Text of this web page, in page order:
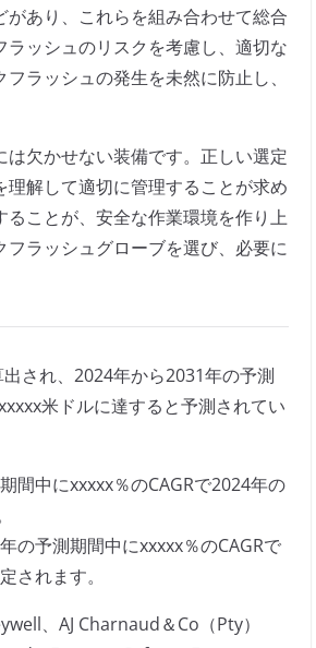
あり、これらを組み合わせて総合
ッシュのリスクを考慮し、適切な
ラッシュの発生を未然に防止し、
欠かせない装備です。正しい選定
解して適切に管理することが求め
ことが、安全な作業環境を作り上
ラッシュグローブを選び、必要に
され、2024年から2031年の予測
米ドルに達すると予測されてい
間中にxxxxx％のCAGRで2024年の
の予測期間中にxxxxx％のCAGRで
されます。
、AJ Charnaud＆Co（Pty）